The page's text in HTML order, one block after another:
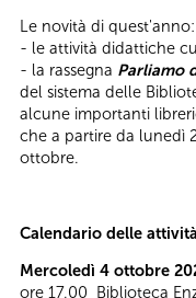
Le novità di quest'anno:
- le attività didattiche
- la rassegna Parliamo
del sistema delle
alcune importanti
che a partire da lunedì
ottobre.
Calendario delle
Mercoledì 4 ottobre
ore 17.00 Biblioteca